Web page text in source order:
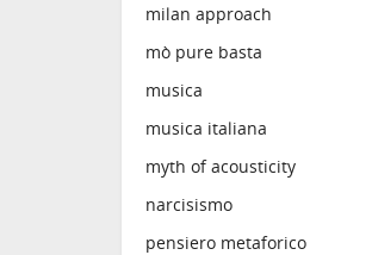
milan approach
mò pure basta
musica
musica italiana
myth of acousticity
narcisismo
pensiero metaforico